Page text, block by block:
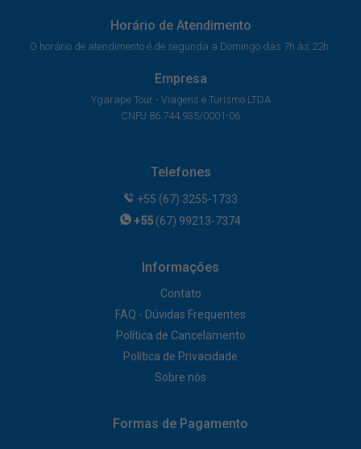
Horário de Atendimento
O horário de atendimento é de segunda a Domingo das 7h às 22h.
Empresa
Ygarape Tour - Viagens e Turismo LTDA
CNPJ 86.744.935/0001-06
Telefones
+55 (67) 3255-1733
+55 (67) 99213-7374
Informações
Contato
FAQ - Dúvidas Frequentes
Política de Cancelamento
Política de Privacidade
Sobre nós
Formas de Pagamento